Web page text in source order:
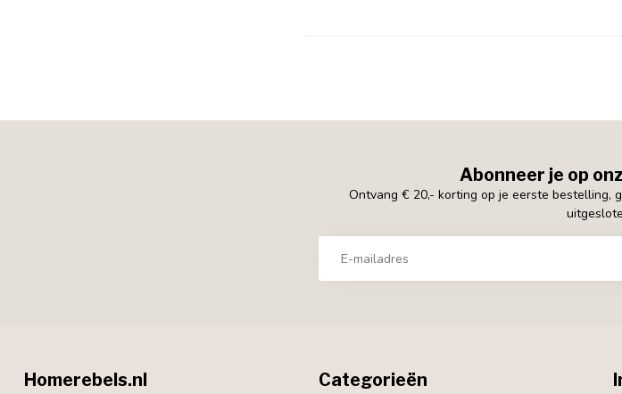
Abonneer je op
Ontvang € 20,- korting op je eerste bestelling,
Homerebels.nl Categorieën